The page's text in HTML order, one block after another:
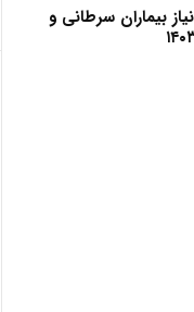
بیماران سرطانی و